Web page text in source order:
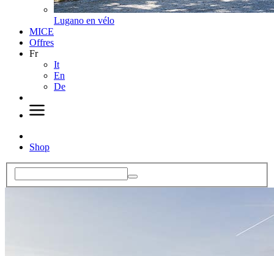
Lugano en vélo
MICE
Offres
Fr
It
En
De
Shop